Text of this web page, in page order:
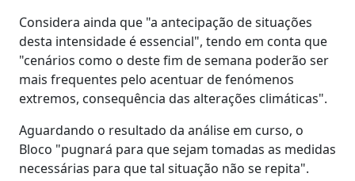
Considera ainda que "a antecipação de situações
desta intensidade é essencial", tendo em conta que
"cenários como o deste fim de semana poderão ser
mais frequentes pelo acentuar de fenómenos
extremos, consequência das alterações climáticas".
Aguardando o resultado da análise em curso, o
Bloco "pugnará para que sejam tomadas as medidas
necessárias para que tal situação não se repita".